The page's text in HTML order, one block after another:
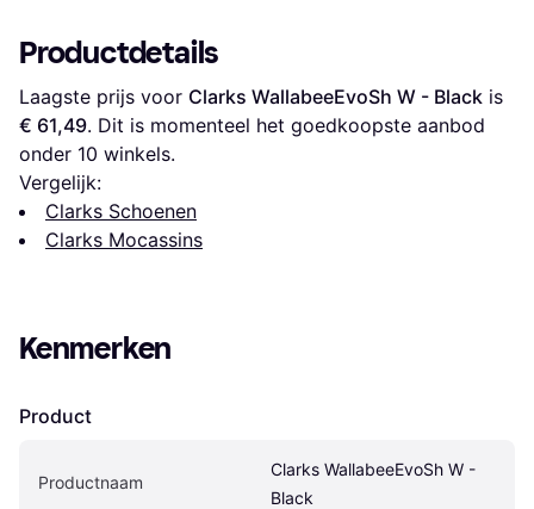
Productdetails
Laagste prijs voor Clarks WallabeeEvoSh W - Black
€ 61,49. Dit is momenteel het goedkoopste aanbod
onder 10 winkels.
Vergelijk:
Clarks Schoenen
Clarks Mocassins
Kenmerken
Product
Productnaam
Clarks WallabeeEvoSh W -
Black